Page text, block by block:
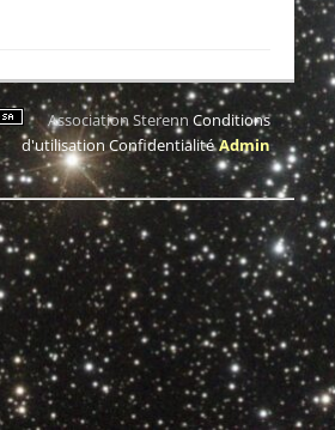
Association Sterenn Conditions
d'utilisationConfidentialité Admin